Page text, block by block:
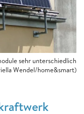
sehr unterschiedlich
Wendel/home&smart)